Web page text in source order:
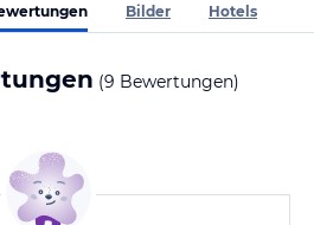
Bilder Hotels
(9 Bewertungen)